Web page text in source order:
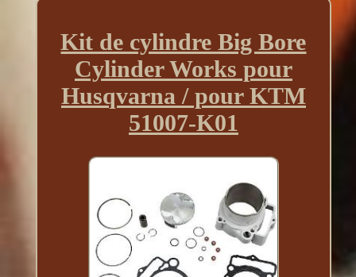
Kit de cylindre Big Bore
Cylinder Works pour
Husqvarna / pour KTM
51007-K01